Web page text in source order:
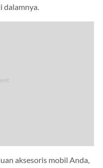
dalamnya.
aksesoris mobil Anda,